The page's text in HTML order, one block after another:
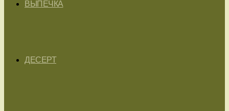
ВЫПЕЧКА
ДЕСЕРТ